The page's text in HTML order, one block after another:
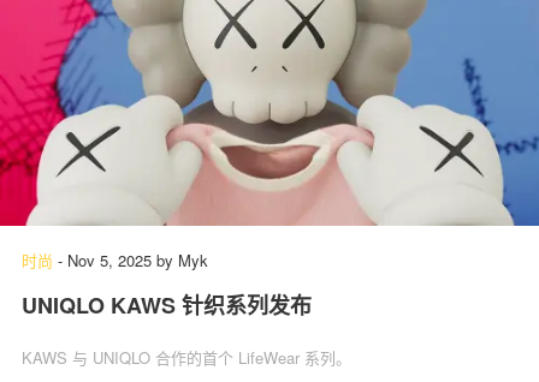
时尚 - Nov 5, 2025 by Myk
UNIQLO KAWS 针织系列发布
KAWS 与 UNIQLO 合作的首个 LifeWear 系列。